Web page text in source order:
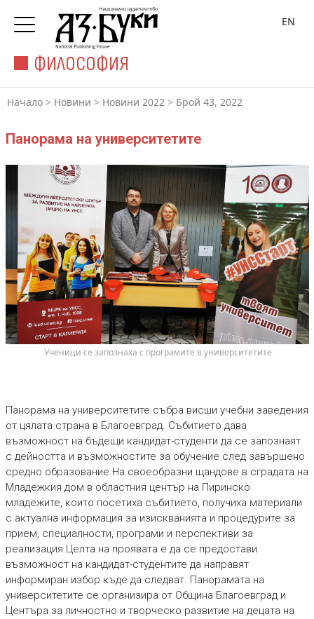
ФИЛОСОФИЯ
EN
Начало > Новини > Новини 2022 > Брой 43, 2022
Панорама на университетите
Ученици се запознаха с програмите в университетите
Панорама на университетите събра висши учебни заведения
от цялата страна в Благоевград. Събитието дава
възможност на бъдещи кандидат-студенти да се запознаят
с дейността и възможностите за обучение след завършено
средно образование.На своеобразни щандове в сградата на
Младежкия дом в областния център на Пиринско
младежите, които посетиха събитието, получиха материали
с актуална информация за изискванията и процедурите за
прием, специалности, програми и перспективи за
реализация.Целта на проявата е да се предостави
възможност на кандидат-студентите да направят
информиран избор къде да следват. Панорамата на
университетите се организира от Община Благоевград и
Центъра за личностно и творческо развитие на децата на